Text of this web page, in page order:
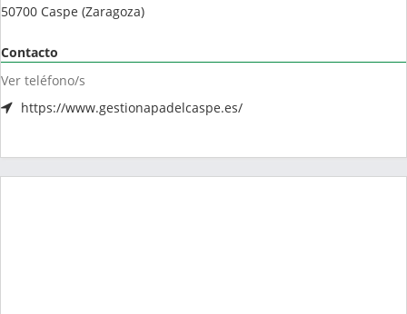
50700 Caspe (Zaragoza)
Contacto
Ver teléfono/s
https://www.gestionapadelcaspe.es/